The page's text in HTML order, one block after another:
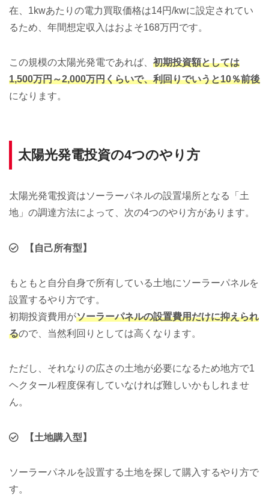
在、1kwあたりの電力買取価格は14円/kwに設定されてい
るため、年間想定収入はおよそ168万円です。
この規模の太陽光発電であれば、 初期投資額としては
1,500万円～2,000万円くらいで、利回りでいうと10％前後
になります。
太陽光発電投資の4つのやり方
太陽光発電投資はソーラーパネルの設置場所となる「土
地」の調達方法によって、次の4つのやり方があります。
【自己所有型】
もともと自分自身で所有している土地にソーラーパネルを
設置するやり方です。
初期投資費用がソーラーパネルの設置費用だけに抑えられ
るので、当然利回りとしては高くなります。
ただし、それなりの広さの土地が必要になるため地方で1
ヘクタール程度保有していなければ難しいかもしれませ
ん。
【土地購入型】
ソーラーパネルを設置する土地を探して購入するやり方で
す。